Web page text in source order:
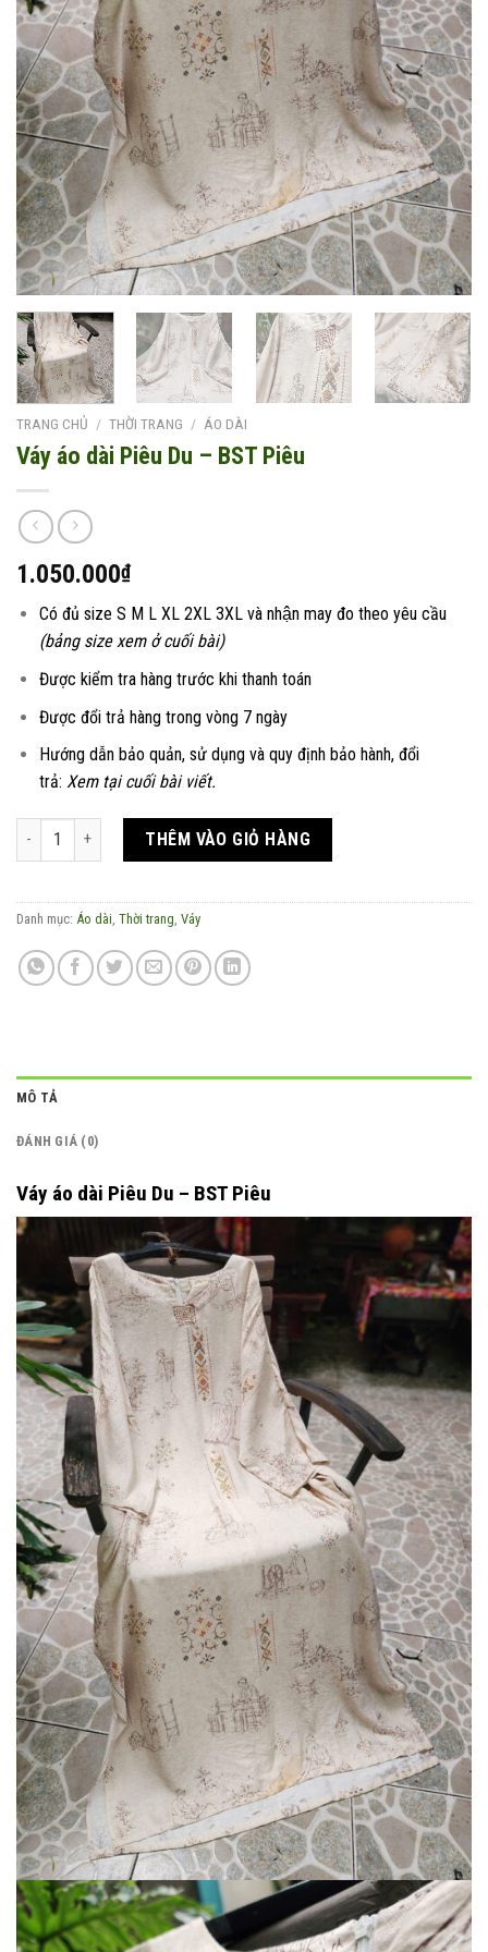
TRANG CHỦ / THỜI TRANG / ÁO DÀI
Váy áo dài Piêu Du – BST Piêu
1.050.000₫
Có đủ size S M L XL 2XL 3XL và nhận may đo theo yêu cầu
(bảng size xem ở cuối bài)
Được kiểm tra hàng trước khi thanh toán
Được đổi trả hàng trong vòng 7 ngày
Hướng dẫn bảo quản, sử dụng và quy định bảo hành, đổi
trả: Xem tại cuối bài viết.
Váy áo dài Piêu Du - BST Piêu số lượng
THÊM VÀO GIỎ HÀNG
Danh mục: Áo dài Thời trang Váy
MÔ TẢ
ĐÁNH GIÁ (0)
Váy áo dài Piêu Du – BST Piêu